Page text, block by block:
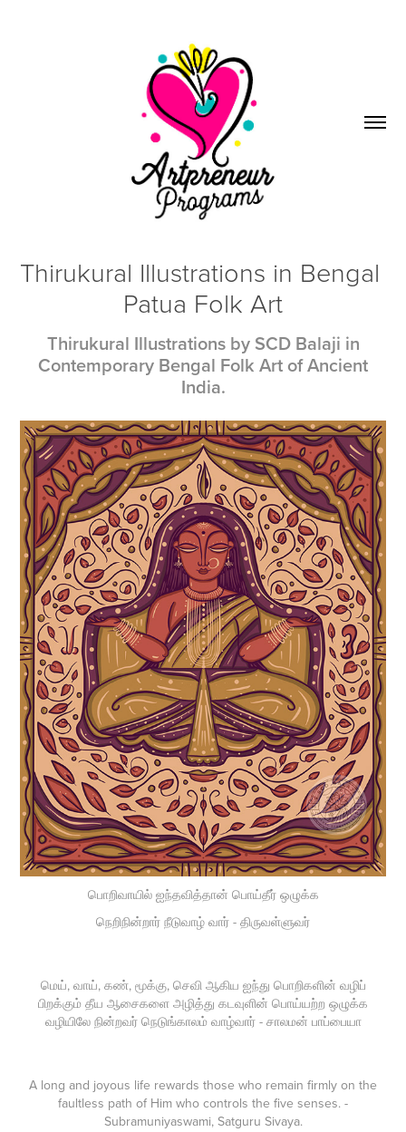
Thirukural Illustrations in Bengal
Patua Folk Art
Thirukural Illustrations by SCD Balaji in
Contemporary Bengal Folk Art of Ancient
India.
பொறிவாயில் ஐந்தவித்தான் பொய்தீர் ஒழுக்க
நெறிநின்றார் நீடுவாழ் வார் - திருவள்ளுவர்
மெய், வாய், கண், மூக்கு, செவி ஆகிய ஐந்து பொறிகளின் வழிப்
பிறக்கும் தீய ஆசைகளை அழித்து கடவுளின் பொய்யற்ற ஒழுக்க
வழியிலே நின்றவர் நெடுங்காலம் வாழ்வார் - சாலமன் பாப்பையா
A long and joyous life rewards those who remain firmly on the
faultless path of Him who controls the five senses. -
Subramuniyaswami, Satguru Sivaya.